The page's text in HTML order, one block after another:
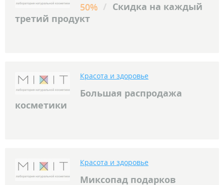
50% / Скидка на каждый
третий продукт
Красота и здоровье
Большая распродажа
косметики
Красота и здоровье
Миксопад подарков